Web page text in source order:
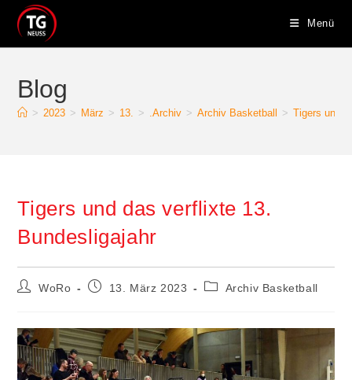
Inhalt
springen
Menü
Blog
> 2023 > März > 13. > .Archiv > Archiv Basketball > Tigers und
Tigers und das verflixte 13.
Bundesligajahr
Beitrags-
WoRo
Beitrag13. März 2023
Beitrags-
Archiv Basketball